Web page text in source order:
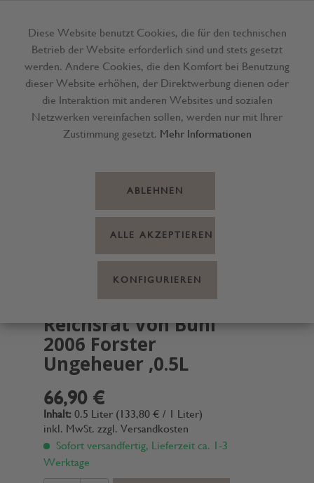
Menü
Gin Edition
Reichsrat Von Buhl
2006 Forster
Ungeheuer ,0.5L
66,90 €
Inhalt: 0.5 Liter (133,80 € / 1 Liter)
inkl. MwSt. zzgl. Versandkosten
Sofort versandfertig, Lieferzeit ca. 1-3
Werktage
Diese Website benutzt Cookies, die für den technischen
Betrieb der Website erforderlich sind und stets gesetzt
werden. Andere Cookies, die den Komfort bei Benutzung
dieser Website erhöhen, der Direktwerbung dienen oder
die Interaktion mit anderen Websites und sozialen
Netzwerken vereinfachen sollen, werden nur mit Ihrer
Zustimmung gesetzt. Mehr Informationen
ABLEHNEN
ALLE AKZEPTIEREN
KONFIGURIEREN